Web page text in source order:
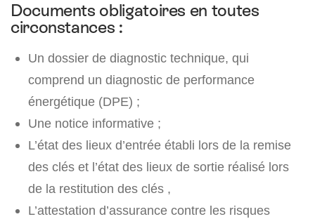
Documents obligatoires en toutes
circonstances :
Un dossier de diagnostic technique, qui
comprend un diagnostic de performance
énergétique (DPE) ;
Une notice informative ;
L’état des lieux d’entrée établi lors de la remise
des clés et l’état des lieux de sortie réalisé lors
de la restitution des clés ,
L’attestation d’assurance contre les risques